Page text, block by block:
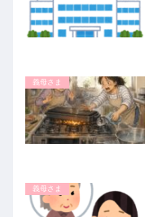
義母さま
義母さま